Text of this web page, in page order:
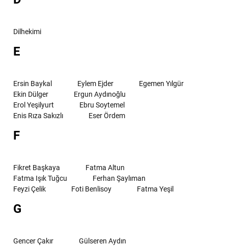
Dilhekimi
E
Ersin Baykal Eylem Ejder
Egemen Yılgür
Ekin Dülger
Ergun Aydınoğlu
Erol Yeşilyurt
Ebru Soytemel
Enis Rıza Sakızlı
Eser Ördem
F
Fikret Başkaya
Fatma Altun
Fatma Işık Tuğcu
Ferhan Şaylıman
Feyzi Çelik
Foti Benlisoy Fatma Yeşil
G
Gencer Çakır
Gülseren Aydın